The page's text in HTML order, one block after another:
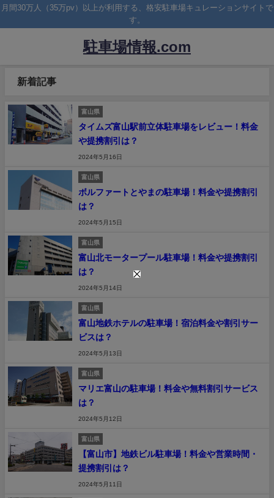
月間30万人（35万pv）以上が利用する、格安駐車場キュレーションサイトで
す。
駐車場情報.com
新着記事
富山県
タイムズ富山駅前立体駐車場をレビュー！料金
や提携割引は？
2024年5月16日
富山県
ボルファートとやまの駐車場！料金や提携割引
は？
2024年5月15日
富山県
富山北モータープール駐車場！料金や提携割引
は？
2024年5月14日
富山県
富山地鉄ホテルの駐車場！宿泊料金や割引サー
ビスは？
2024年5月13日
富山県
マリエ富山の駐車場！料金や無料割引サービス
は？
2024年5月12日
富山県
【富山市】地鉄ビル駐車場！料金や営業時間・
提携割引は？
2024年5月11日